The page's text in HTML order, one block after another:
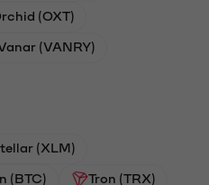
(OXT)
(VANRY)
(XLM)
(BTC) Tron (TRX)